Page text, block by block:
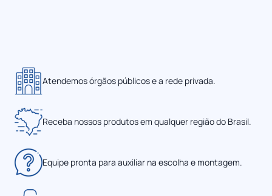
Atendemos órgãos públicos e a rede privada.
Receba nossos produtos em qualquer região do Brasil.
Equipe pronta para auxiliar na escolha e montagem.